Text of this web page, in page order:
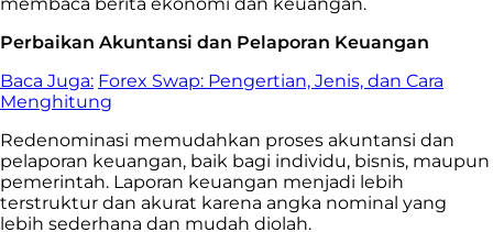
membaca berita ekonomi dan keuangan.
Perbaikan Akuntansi dan Pelaporan Keuangan
Baca Juga: Forex Swap: Pengertian, Jenis, dan Cara
Menghitung
Redenominasi memudahkan proses akuntansi dan
pelaporan keuangan, baik bagi individu, bisnis, maupun
pemerintah. Laporan keuangan menjadi lebih
terstruktur dan akurat karena angka nominal yang
lebih sederhana dan mudah diolah.